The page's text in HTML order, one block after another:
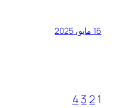
16 مايو، 2025
1
2
3
4